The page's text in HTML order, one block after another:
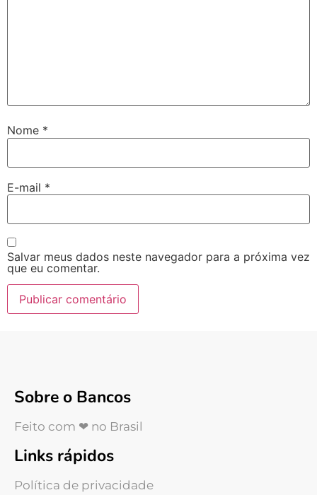
Nome *
E-mail *
Salvar meus dados neste navegador para a próxima vez
que eu comentar.
Sobre o Bancos
Feito com ❤ no Brasil
Links rápidos
Política de privacidade